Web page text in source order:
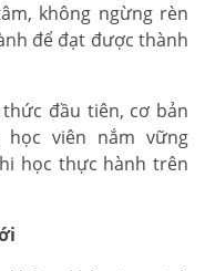
không ngừng rèn
để đạt được thành
đầu tiên, cơ bản
học viên nắm vững
học thực hành trên